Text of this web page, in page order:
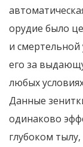
орудие было
и смертельной
его за
любых
Данные
одинаково
глубоком